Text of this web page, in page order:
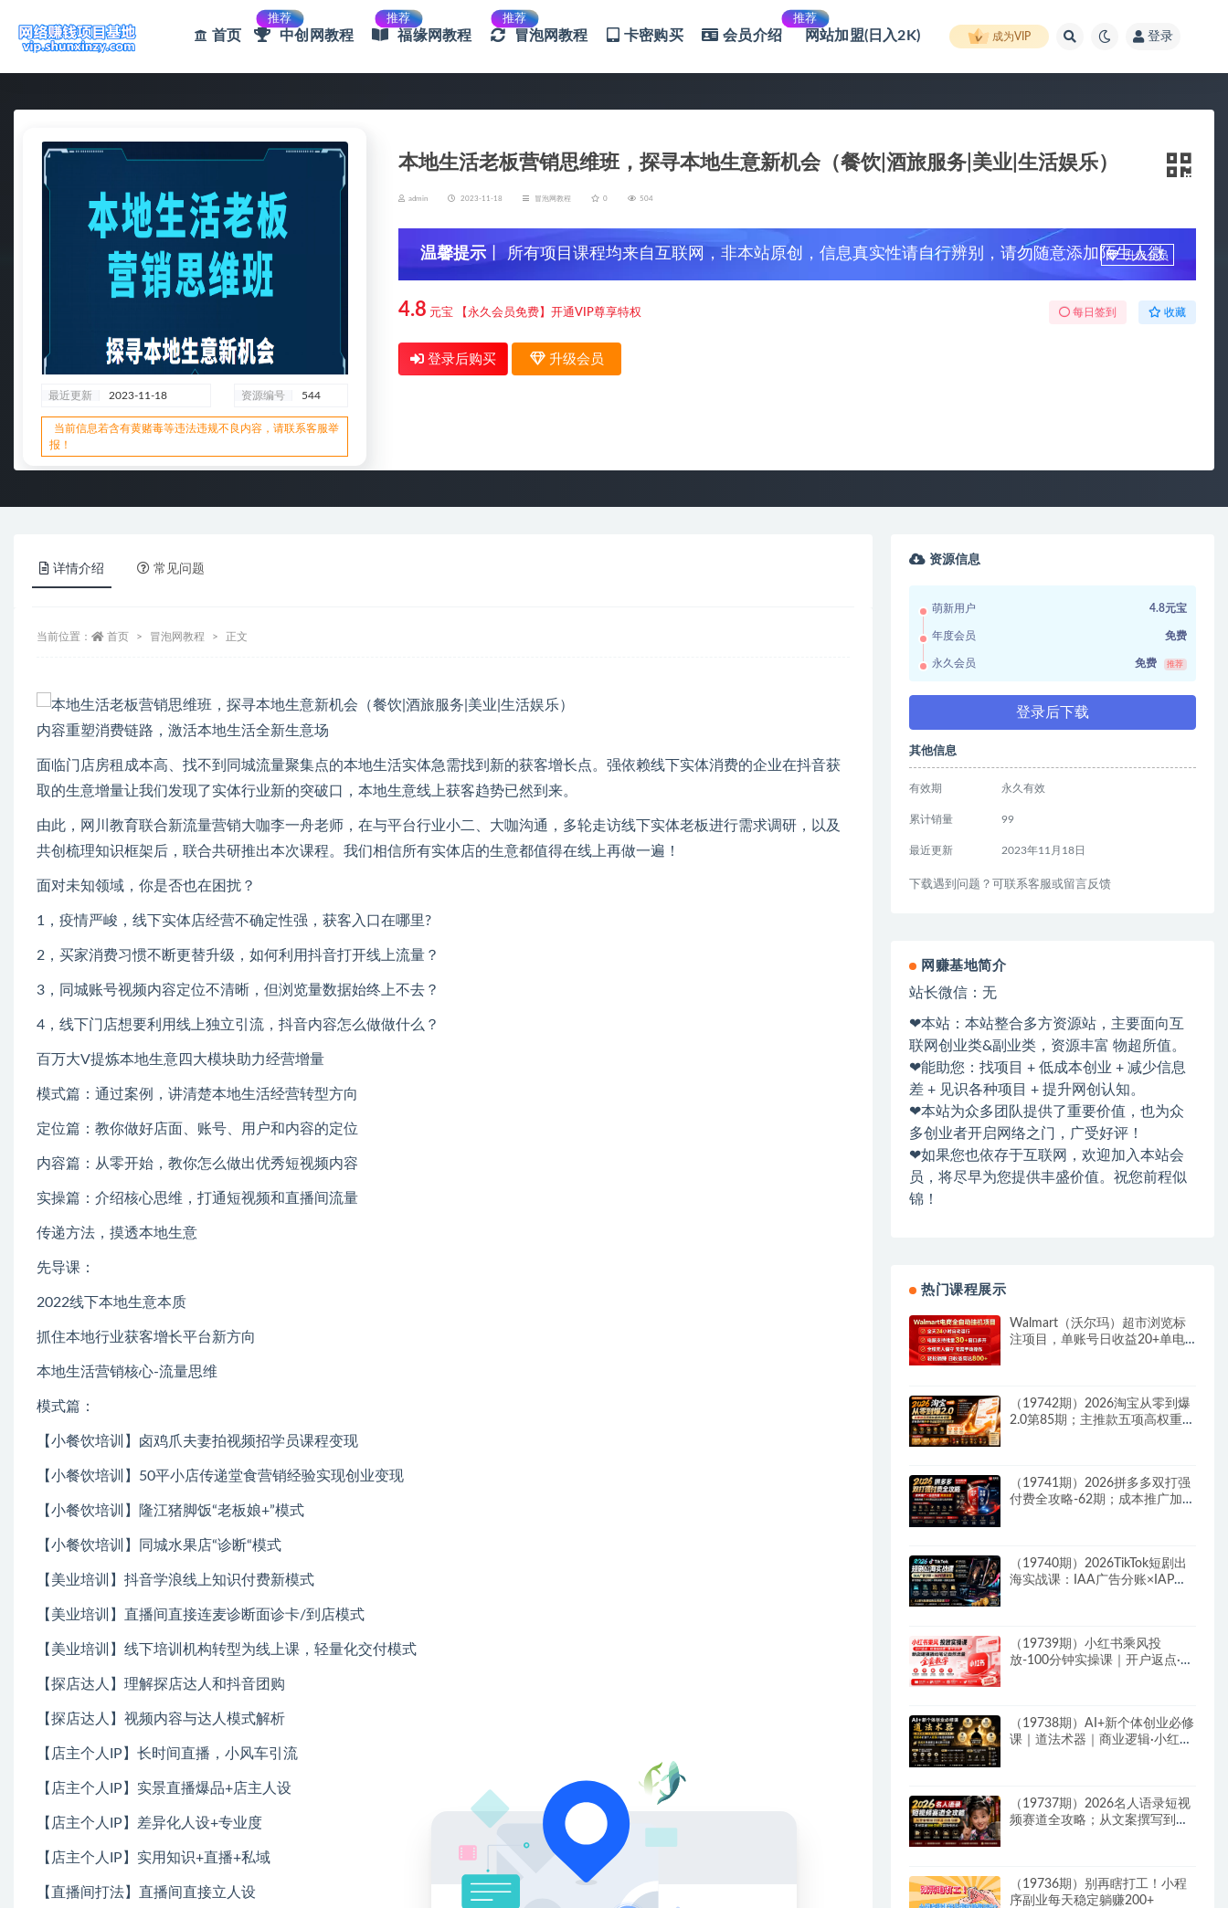
首页
推荐
中创网教程
推荐
福缘网教程
推荐
冒泡网教程 卡密购买 会员介绍
推荐
网站加盟(日入2K) 成为VIP 登录
最近更新 2023-11-18 资源编号 544
当前信息若含有黄赌毒等违法违规不良内容，请联系客服举
报！
本地生活老板营销思维班，探寻本地生意新机会（餐饮|酒旅服务|美业|生活娱乐）
admin 2023-11-18 冒泡网教程 0 504
温馨提示 丨 所有项目课程均来自互联网，非本站原创，信息真实性请自行辨别，请勿随意添加陌生人微
信，谨防上当受骗！
升级会员
4.8 元宝 【永久会员免费】开通VIP尊享特权 每日签到 收藏
登录后购买 升级会员
详情介绍 常见问题
当前位置： 首页 冒泡网教程 正文
内容重塑消费链路，激活本地生活全新生意场
面临门店房租成本高、找不到同城流量聚集点的本地生活实体急需找到新的获客增长点。强依赖线下实体消费的企业在抖音获
取的生意增量让我们发现了实体行业新的突破口，本地生意线上获客趋势已然到来。
由此，网川教育联合新流量营销大咖李一舟老师，在与平台行业小二、大咖沟通，多轮走访线下实体老板进行需求调研，以及
共创梳理知识框架后，联合共研推出本次课程。我们相信所有实体店的生意都值得在线上再做一遍！
面对未知领域，你是否也在困扰？
1，疫情严峻，线下实体店经营不确定性强，获客入口在哪里?
2，买家消费习惯不断更替升级，如何利用抖音打开线上流量？
3，同城账号视频内容定位不清晰，但浏览量数据始终上不去？
4，线下门店想要利用线上独立引流，抖音内容怎么做做什么？
百万大V提炼本地生意四大模块助力经营增量
模式篇：通过案例，讲清楚本地生活经营转型方向
定位篇：教你做好店面、账号、用户和内容的定位
内容篇：从零开始，教你怎么做出优秀短视频内容
实操篇：介绍核心思维，打通短视频和直播间流量
传递方法，摸透本地生意
先导课：
2022线下本地生意本质
抓住本地行业获客增长平台新方向
本地生活营销核心-流量思维
模式篇：
【小餐饮培训】卤鸡爪夫妻拍视频招学员课程变现
【小餐饮培训】50平小店传递堂食营销经验实现创业变现
【小餐饮培训】隆江猪脚饭“老板娘+”模式
【小餐饮培训】同城水果店“诊断“模式
【美业培训】抖音学浪线上知识付费新模式
【美业培训】直播间直接连麦诊断面诊卡/到店模式
【美业培训】线下培训机构转型为线上课，轻量化交付模式
【探店达人】理解探店达人和抖音团购
【探店达人】视频内容与达人模式解析
【店主个人IP】长时间直播，小风车引流
【店主个人IP】实景直播爆品+店主人设
【店主个人IP】差异化人设+专业度
【店主个人IP】实用知识+直播+私域
【直播间打法】直播间直接立人设
资源信息
萌新用户 4.8元宝
年度会员 免费
永久会员 免费 推荐
登录后下载
其他信息
有效期 永久有效
累计销量 99
最近更新 2023年11月18日
下载遇到问题？可联系客服或留言反馈
网赚基地简介
站长微信：无
❤本站：本站整合多方资源站，主要面向互
联网创业类&副业类，资源丰富 物超所值。
❤能助您：找项目 + 低成本创业 + 减少信息
差 + 见识各种项目 + 提升网创认知。
❤本站为众多团队提供了重要价值，也为众
多创业者开启网络之门，广受好评！
❤如果您也依存于互联网，欢迎加入本站会
员，将尽早为您提供丰盛价值。祝您前程似
锦！
热门课程展示
Walmart（沃尔玛）超市浏览标
注项目，单账号日收益20+单电
（19742期）2026淘宝从零到爆
2.0第85期；主推款五项高权重初
（19741期）2026拼多多双打强
付费全攻略-62期；成本推广加托
（19740期）2026TikTok短剧出
海实战课：IAA广告分账×IAP付
（19739期）小红书乘风投
放-100分钟实操课｜开户返点·标
（19738期）AI+新个体创业必修
课｜道法术器｜商业逻辑·小红书
（19737期）2026名人语录短视
频赛道全攻略；从文案撰写到声
（19736期）别再瞎打工！小程
序副业每天稳定躺赚200+